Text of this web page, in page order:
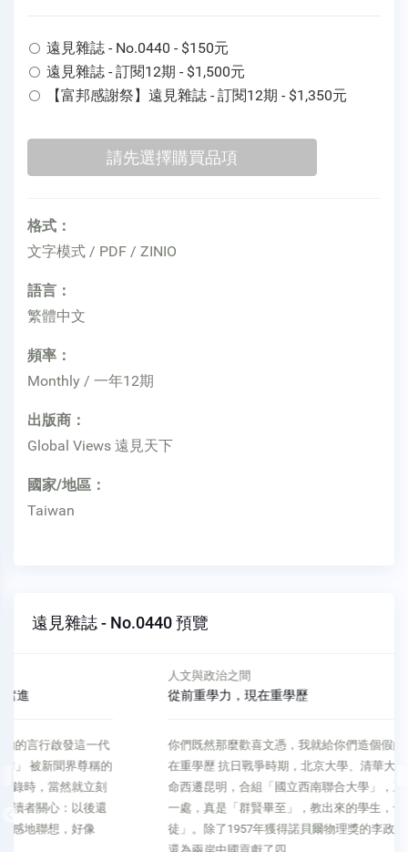
遠見雜誌 - No.0440 - $150元
遠見雜誌 - 訂閱12期 - $1,500元
【富邦感謝祭】遠見雜誌 - 訂閱12期 - $1,350元
格式：
文字模式 / PDF / ZINIO
語言：
繁體中文
頻率：
Monthly / 一年12期
出版商：
Global Views 遠見天下
國家/地區：
Taiwan
遠見雜誌 - No.0440 預覽
Previous
從前重學力，現在重學歷
你們既然那麼歡喜文憑，我就給你們造個假的 從前重學力，現
在重學歷 抗日戰爭時期，北京大學、清華大學和南開大學，奉
命西遷昆明，合組「國立西南聯合大學」，三校精英教授集合
一處，真是「群賢畢至」，教出來的學生，也是「名師出高
徒」。除了1957年獲得諾貝爾物理獎的李政道和楊振寧之外，